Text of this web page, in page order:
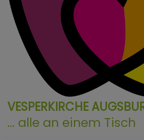
VESPERKIRCHE
... alle an einem Tisch